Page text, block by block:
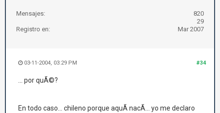
Mensajes:
820
29
Registro en:
Mar 2007
#34
03-11-2004, 03:29 PM
... por quÃ©?
En todo caso... chileno porque aquÃ­ nacÃ­... yo me declaro